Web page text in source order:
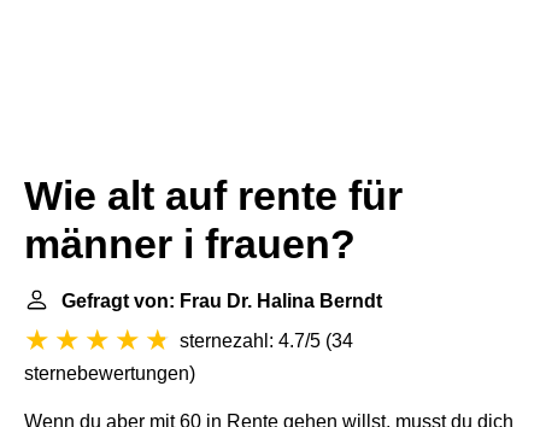
Wie alt auf rente für
männer i frauen?
Gefragt von: Frau Dr. Halina Berndt
sternezahl: 4.7/5 (34
sternebewertungen)
Wenn du aber mit 60 in Rente gehen willst, musst du dich